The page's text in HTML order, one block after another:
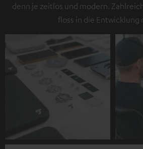
denn je zeitlos und modern.
floss in die Entwicklung